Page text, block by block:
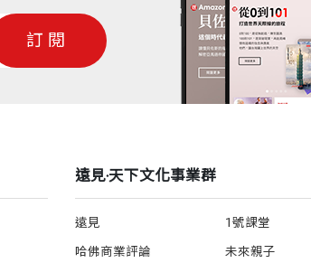
訂閱
遠見‧天下文化事業群
遠見
哈佛商業評論
1號課堂
未來親子